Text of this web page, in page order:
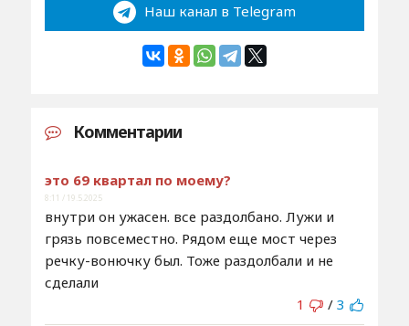
Наш канал в Telegram
Комментарии
это 69 квартал по моему?
8:11 / 19.5.2025
внутри он ужасен. все раздолбано. Лужи и
грязь повсеместно. Рядом еще мост через
речку-вонючку был. Тоже раздолбали и не
сделали
1
/ 3